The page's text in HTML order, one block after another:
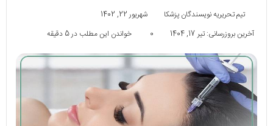
تیم تحریریه نویسندگان پزشکا
شهریور 22, 1402
آخرین بروزرسانی: تیر 17, 1404
0 خواندن این مطلب در 5 دقیقه